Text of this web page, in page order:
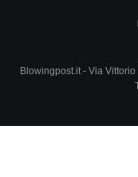
Blowingpost.it - Via